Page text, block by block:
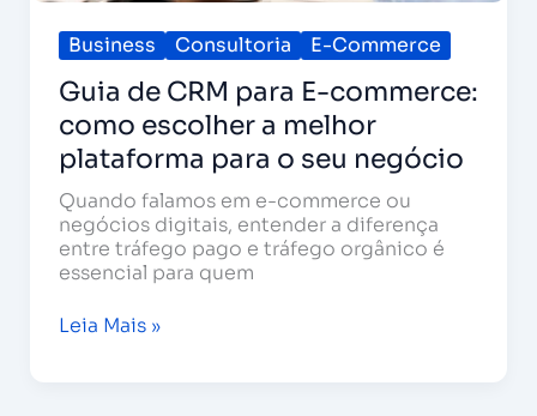
Business Consultoria E-Commerce
Guia de CRM para E-commerce:
como escolher a melhor
plataforma para o seu negócio
Quando falamos em e-commerce ou
negócios digitais, entender a diferença
entre tráfego pago e tráfego orgânico é
essencial para quem
Leia Mais »